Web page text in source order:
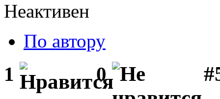
Неактивен
По автору
1 0